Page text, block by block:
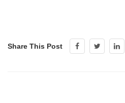
Share This Post